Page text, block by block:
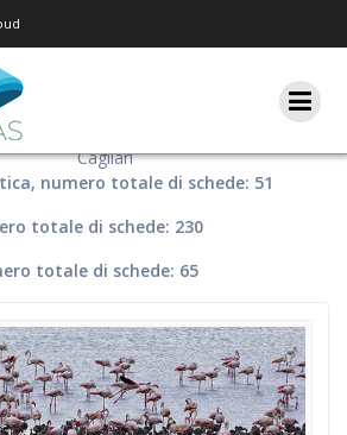
Cagliari
numero totale di schede: 51
totale di schede: 230
totale di schede: 65